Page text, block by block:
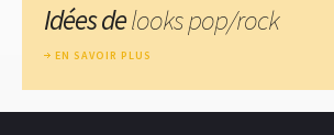
Idées delooks pop/rock
EN SAVOIR PLUS